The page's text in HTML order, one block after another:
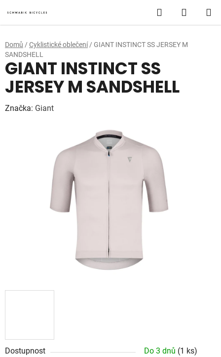
na
obsah
Hledat
KOŠÍK
Domů / Cyklistické oblečení / GIANT INSTINCT SS JERSEY M
SANDSHELL
Dostupnost Do 3 dnů (1 ks)
GIANT INSTINCT SS
JERSEY M SANDSHELL
Značka: Giant